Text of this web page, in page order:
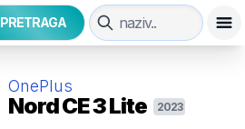
PRETRAGA
OnePlus
Nord CE 3 Lite 2023